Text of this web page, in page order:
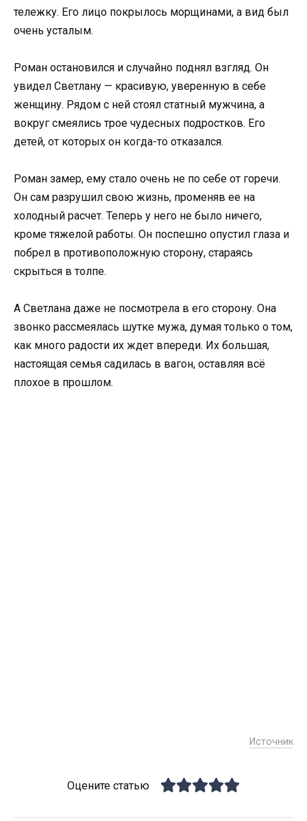
тележку. Его лицо покрылось морщинами, а вид был
очень усталым.
Роман остановился и случайно поднял взгляд. Он
увидел Светлану — красивую, уверенную в себе
женщину. Рядом с ней стоял статный мужчина, а
вокруг смеялись трое чудесных подростков. Его
детей, от которых он когда-то отказался.
Роман замер, ему стало очень не по себе от горечи.
Он сам разрушил свою жизнь, променяв ее на
холодный расчет. Теперь у него не было ничего,
кроме тяжелой работы. Он поспешно опустил глаза и
побрел в противоположную сторону, стараясь
скрыться в толпе.
А Светлана даже не посмотрела в его сторону. Она
звонко рассмеялась шутке мужа, думая только о том,
как много радости их ждет впереди. Их большая,
настоящая семья садилась в вагон, оставляя всё
плохое в прошлом.
Источник
Оцените статью